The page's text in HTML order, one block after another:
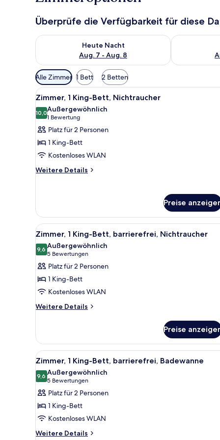
Überprüfe die Verfügbarkeit für diese
Heute Nacht
Aug. 7 - Aug. 8
Überprüfe die Verfügbarkeit für heute Nacht, Aug. 7
Überprüfe
Verfügbare
Filter
für
Zimmer
Alle Zimmer 1 Bett 2 Betten
Alle
Fotos
für
Zimmer,
1 King-
Bett,
Nichtraucher
anzeigen
Ein Hotelzimmer mit einem
4
Zimmer, 1 King-Bett, Nichtraucher
10,010,0 von 10
Außergewöhnlich
1 Bewertung
(1
Bewertung)
Platz für 2 Personen
1 King-Bett
Kostenloses WLAN
Weitere Details
Weitere
Bett,
Nichtraucher
Preise
Alle
Fotos
für
Zimmer,
1 King-
Bett,
barrierefrei,
Nichtraucher
Ein modernes Hotelzimmer
4
Zimmer, 1 King-Bett, barrierefrei, Nichtraucher
9,69,6 von 10
Außergewöhnlich
5 Bewertungen
(5
Bewertungen)
Platz für 2 Personen
1 King-Bett
Kostenloses WLAN
Weitere Details
Weitere
1 King-
Bett,
barrierefrei,
Nichtraucher
Preise
Alle
Fotos
für
Zimmer,
1 King-
Bett,
barrierefrei,
Badewanne
Ein modernes Hotelzimmer
4
Zimmer, 1 King-Bett, barrierefrei, Badewanne
9,69,6 von 10
Außergewöhnlich
5 Bewertungen
(5
Bewertungen)
Platz für 2 Personen
1 King-Bett
Kostenloses WLAN
Weitere Details
Weitere